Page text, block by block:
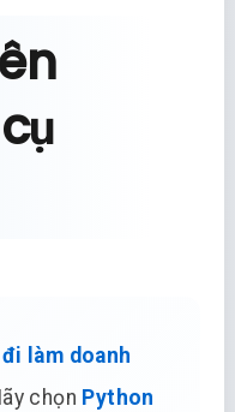
đi làm doanh
chọn Python